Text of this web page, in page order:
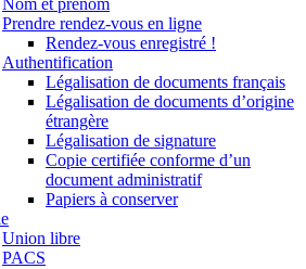
Nom et prénom
Prendre rendez-vous en ligne
Rendez-vous enregistré !
Authentification
Légalisation de documents français
Légalisation de documents d’origine
étrangère
Légalisation de signature
Copie certifiée conforme d’un
document administratif
Papiers à conserver
Union libre
PACS